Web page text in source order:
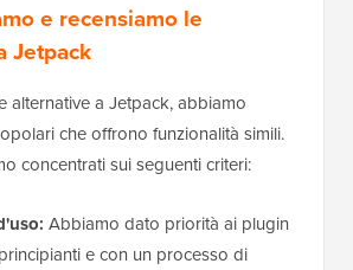
e recensiamo le
Jetpack
alternative a Jetpack, abbiamo
che offrono funzionalità simili.
concentrati sui seguenti criteri:
Abbiamo dato priorità ai plugin
e con un processo di